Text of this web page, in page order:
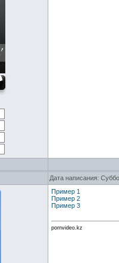
Дата написания:
Пример 1
Пример 2
Пример 3
pornvideo.kz